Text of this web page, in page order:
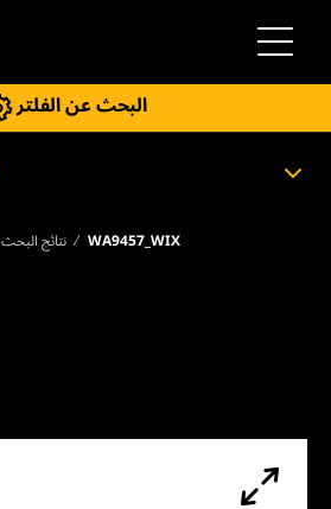
التنقل
البحث عن الفلتر
نتائج البحث WA9457_WIX